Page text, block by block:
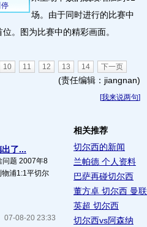
场。由于同时进行的比赛中
。图为比赛中的精彩画面。
10 11 12 13 14 下一页
(责任编辑：jiangnan)
[我来说两句]
了...
问题 2007年8
浦1:1平切尔
07-08-20 23:33
相关推荐
切尔西的新闻
兰帕德 个人资料
巴萨再碰切尔西
董方卓 切尔西 曼联
英超 切尔西
切尔西vs阿森纳